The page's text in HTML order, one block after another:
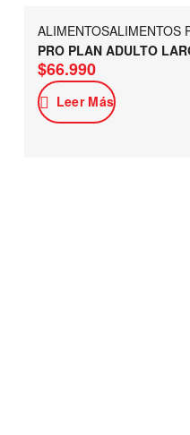
ALIMENTOSALIMENTOS
PRO PLAN ADULTO
$66.990
Leer Más